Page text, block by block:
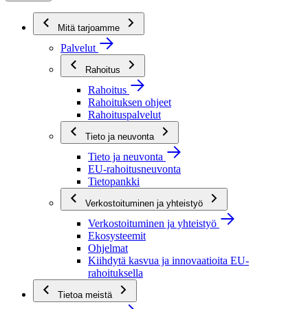
Mitä tarjoamme
Palvelut
Rahoitus
Rahoitus
Rahoituksen ohjeet
Rahoituspalvelut
Tieto ja neuvonta
Tieto ja neuvonta
EU-rahoitusneuvonta
Tietopankki
Verkostoituminen ja yhteistyö
Verkostoituminen ja yhteistyö
Ekosysteemit
Ohjelmat
Kiihdytä kasvua ja innovaatioita EU-
rahoituksella
Tietoa meistä